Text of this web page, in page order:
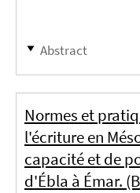
Abstract
Normes et
l'écriture en
capacité et de
d'Ébla à Émar.